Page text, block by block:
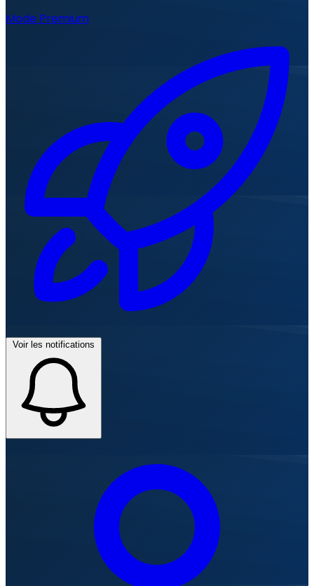
Mode Premium
Voir les notifications